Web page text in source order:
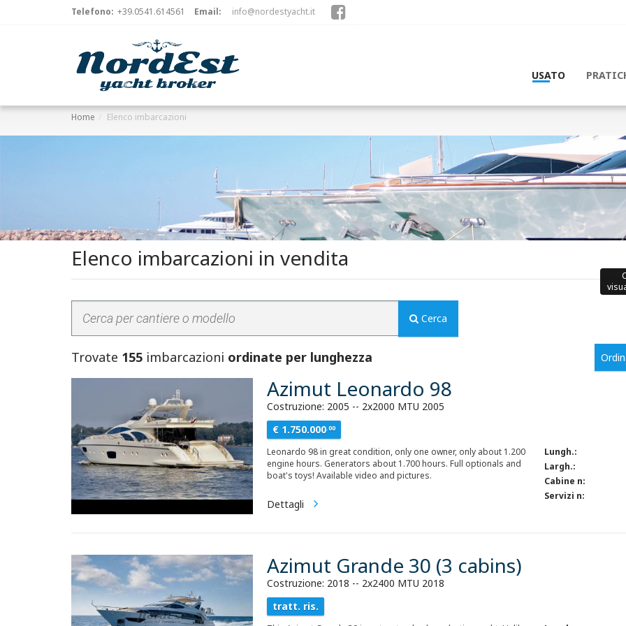
Telefono: +39.0541.614561 Email: info@nordestyacht.it
USATO
Home Elenco imbarcazioni
Elenco imbarcazioni in vendita
Cerca
Trovate 155 imbarcazioni ordinate per lunghezza
Azimut Leonardo 98
Costruzione: 2005 -- 2x2000 MTU 2005
€ 1.750.000 .00
Leonardo 98 in great condition, only one owner, only about 1.200
engine hours. Generators about 1.700 hours. Full optionals and
boat's toys! Available video and pictures.
Lungh.:
Largh.:
Cabine n:
Servizi n:
Dettagli
Azimut Grande 30 (3 cabins)
Costruzione: 2018 -- 2x2400 MTU 2018
tratt. ris.